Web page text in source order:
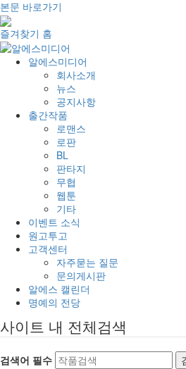
본문 바로가기
즐겨찾기 홈
알에스미디어
회사소개
뉴스
공지사항
출간작품
로맨스
로판
BL
판타지
무협
웹툰
기타
이벤트 소식
원고투고
고객센터
자주묻는 질문
문의게시판
알에스 캘린더
명예의 전당
사이트 내 전체검색
검색어 필수